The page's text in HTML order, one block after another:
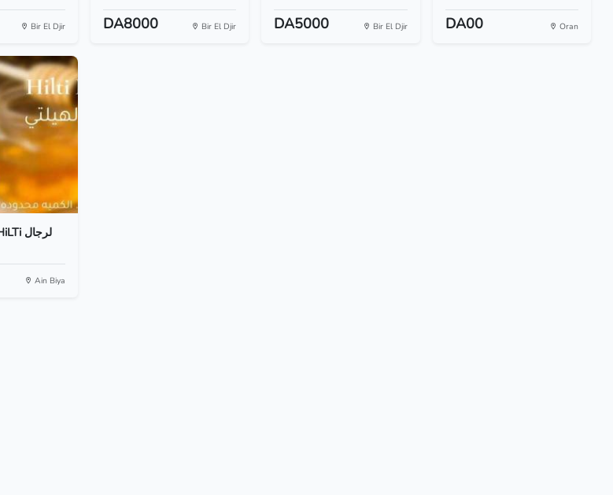
Bir El Djir DA8000 Bir El Djir DA5000 Bir El Djir DA00 Oran
معجون هيلتي HiLTi لرجال
Ain Biya